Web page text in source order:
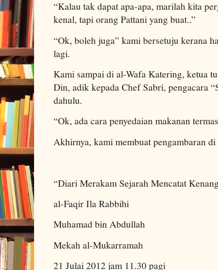
“Kalau tak dapat apa-apa, marilah kita
kenal, tapi orang Pattani yang buat..”
“Ok, boleh juga” kami bersetuju kerana
lagi.
Kami sampai di al-Wafa Katering, ketua
Din, adik kepada Chef Sabri, pengacara
dahulu.
“Ok, ada cara penyedaian makanan
Akhirnya, kami membuat pengambaran
“Diari Merakam Sejarah Mencatat
al-Faqir Ila Rabbihi
Muhamad bin Abdullah
Mekah al-Mukarramah
21 Julai 2012 jam 11.30 pagi